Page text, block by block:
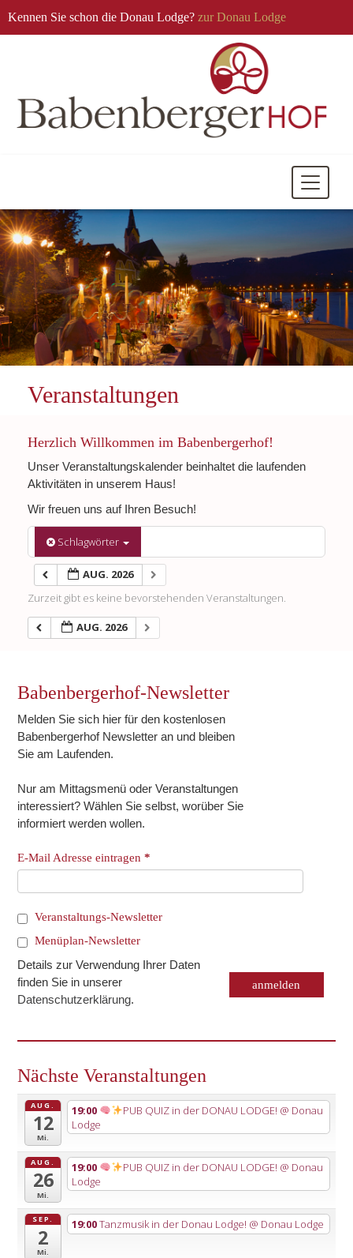
Kennen Sie schon die Donau Lodge? zur Donau Lodge
Mobile
Veranstaltungen
Herzlich Willkommen im Babenbergerhof!
Unser Veranstaltungskalender beinhaltet die laufenden
Aktivitäten in unserem Haus!
Wir freuen uns auf Ihren Besuch!
Schlagwörter
AUG. 2026
Zurzeit gibt es keine bevorstehenden Veranstaltungen.
AUG. 2026
Babenbergerhof-Newsletter
Melden Sie sich hier für den kostenlosen
Babenbergerhof Newsletter an und bleiben
Sie am Laufenden.
Nur am Mittagsmenü oder Veranstaltungen
interessiert? Wählen Sie selbst, worüber Sie
informiert werden wollen.
E-Mail Adresse eintragen*
Veranstaltungs-Newsletter
Menüplan-Newsletter
Details zur Verwendung Ihrer Daten
finden Sie in unserer
Datenschutzerklärung.
Nächste Veranstaltungen
AUG.
12
Mi.
19:00 PUB QUIZ in der DONAU LODGE! @ Donau
Lodge
AUG.
26
Mi.
19:00 PUB QUIZ in der DONAU LODGE! @ Donau
Lodge
SEP.
2
Mi.
19:00Tanzmusik in der Donau Lodge! @ Donau Lodge